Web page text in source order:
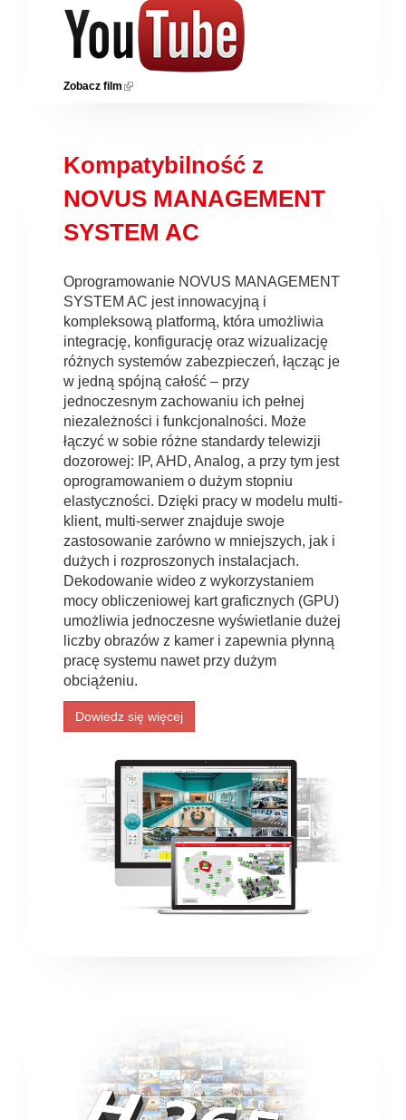
Zobacz film (link is external)
Kompatybilność z
NOVUS MANAGEMENT
SYSTEM AC
Oprogramowanie NOVUS MANAGEMENT
SYSTEM AC jest innowacyjną i
kompleksową platformą, która umożliwia
integrację, konfigurację oraz wizualizację
różnych systemów zabezpieczeń, łącząc je
w jedną spójną całość – przy
jednoczesnym zachowaniu ich pełnej
niezależności i funkcjonalności. Może
łączyć w sobie różne standardy telewizji
dozorowej: IP, AHD, Analog, a przy tym jest
oprogramowaniem o dużym stopniu
elastyczności. Dzięki pracy w modelu multi-
klient, multi-serwer znajduje swoje
zastosowanie zarówno w mniejszych, jak i
dużych i rozproszonych instalacjach.
Dekodowanie wideo z wykorzystaniem
mocy obliczeniowej kart graficznych (GPU)
umożliwia jednoczesne wyświetlanie dużej
liczby obrazów z kamer i zapewnia płynną
pracę systemu nawet przy dużym
obciążeniu.
Dowiedz się więcej